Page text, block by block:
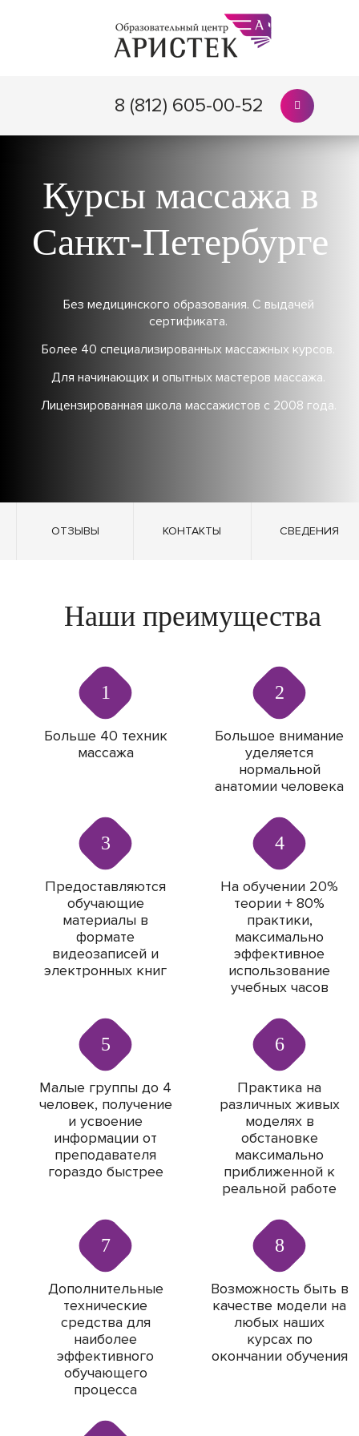
8 (812) 605-00-52
Курсы массажа в
Санкт-Петербурге
Без медицинского образования. С выдачей
сертификата.
Более 40 специализированных массажных курсов.
Для начинающих и опытных мастеров массажа.
Лицензированная школа массажистов с 2008 года.
ОТЗЫВЫ КОНТАКТЫ СВЕДЕНИЯ
Наши преимущества
1
Больше 40 техник
массажа
2
Большое внимание
уделяется
нормальной
анатомии человека
3
Предоставляются
обучающие
материалы в
формате
видеозаписей и
электронных книг
4
На обучении 20%
теории + 80%
практики,
максимально
эффективное
использование
учебных часов
5
Малые группы до 4
человек, получение
и усвоение
информации от
преподавателя
гораздо быстрее
6
Практика на
различных живых
моделях в
обстановке
максимально
приближенной к
реальной работе
7
Дополнительные
технические
средства для
наиболее
эффективного
обучающего
процесса
8
Возможность быть в
качестве модели на
любых наших
курсах по
окончании обучения